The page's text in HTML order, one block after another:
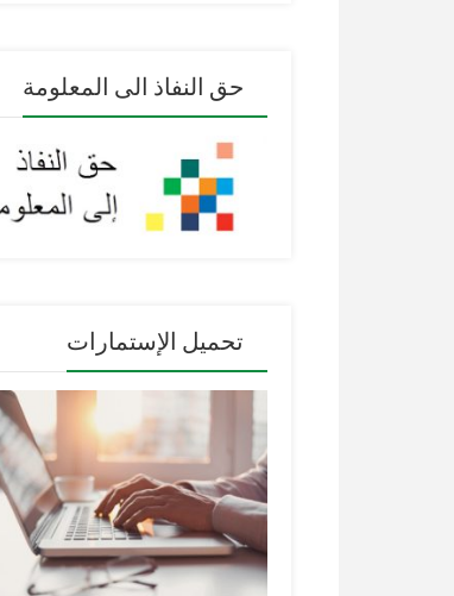
حق النفاذ الى المعلومة
تحميل الإستمارات